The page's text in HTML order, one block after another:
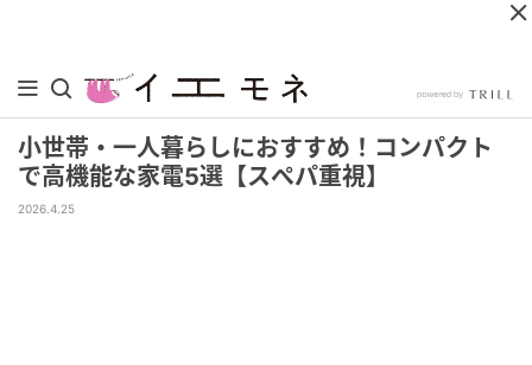
小世帯・一人暮らしにおすすめ！コンパクト
で高機能な家電5選【スぺパ重視】
2026.4.25